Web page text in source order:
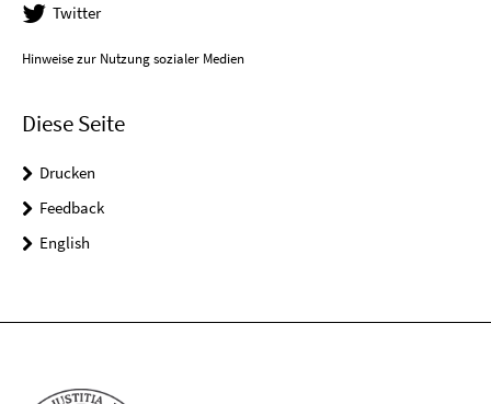
Twitter
Hinweise zur Nutzung sozialer Medien
Diese Seite
Drucken
Feedback
English